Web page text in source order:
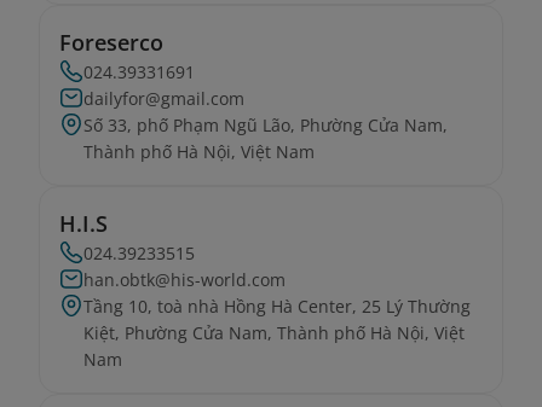
Foreserco
024.39331691
dailyfor@gmail.com
Số 33, phố Phạm Ngũ Lão, Phường Cửa Nam,
Thành phố Hà Nội, Việt Nam
H.I.S
024.39233515
han.obtk@his-world.com
Tầng 10, toà nhà Hồng Hà Center, 25 Lý Thường
Kiệt, Phường Cửa Nam, Thành phố Hà Nội, Việt
Nam